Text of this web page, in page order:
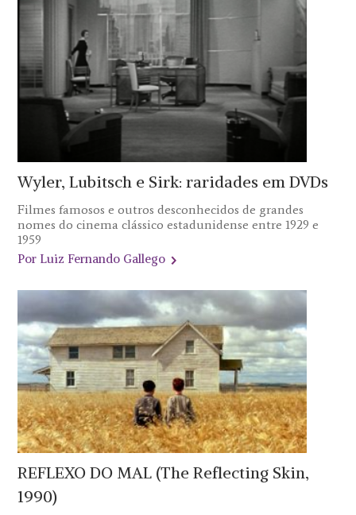
Wyler, Lubitsch e Sirk: raridades em DVDs
Filmes famosos e outros desconhecidos de grandes
nomes do cinema clássico estadunidense entre 1929 e
1959
Por Luiz Fernando Gallego
REFLEXO DO MAL (The Reflecting Skin,
1990)